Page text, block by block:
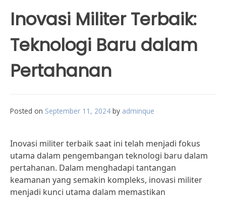
Inovasi Militer Terbaik:
Teknologi Baru dalam
Pertahanan
Posted on September 11, 2024 by adminque
Inovasi militer terbaik saat ini telah menjadi fokus
utama dalam pengembangan teknologi baru dalam
pertahanan. Dalam menghadapi tantangan
keamanan yang semakin kompleks, inovasi militer
menjadi kunci utama dalam memastikan